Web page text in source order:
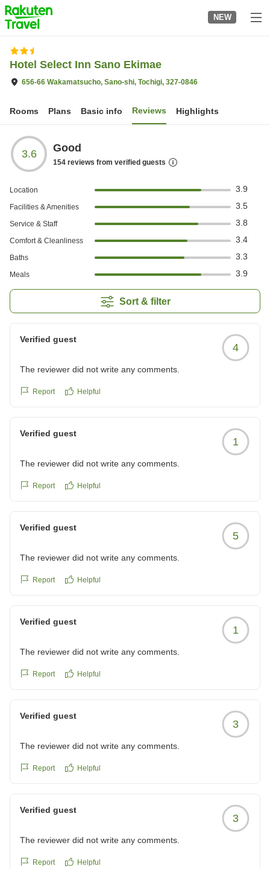
to
top
page
NEW
Hotel Select Inn Sano Ekimae
656-66 Wakamatsucho, Sano-shi, Tochigi, 327-0846
Rooms Plans Basic info Reviews Highlights
3.6 Good
154 reviews from verified guests
Location 3.9
Facilities & Amenities 3.5
Service & Staff 3.8
Comfort & Cleanliness 3.4
Baths 3.3
Meals 3.9
Sort & filter
Verified guest
4
The reviewer did not write any comments.
Report Helpful
Verified guest
1
The reviewer did not write any comments.
Report Helpful
Verified guest
5
The reviewer did not write any comments.
Report Helpful
Verified guest
1
The reviewer did not write any comments.
Report Helpful
Verified guest
3
The reviewer did not write any comments.
Report Helpful
Verified guest
3
The reviewer did not write any comments.
Report Helpful